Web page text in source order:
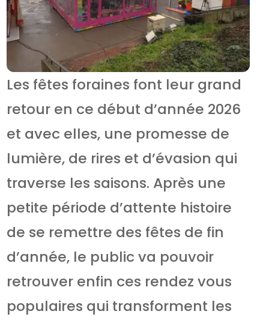
Les fêtes foraines font leur grand
retour en ce début d’année 2026
et avec elles, une promesse de
lumière, de rires et d’évasion qui
traverse les saisons. Après une
petite période d’attente histoire
de se remettre des fêtes de fin
d’année, le public va pouvoir
retrouver enfin ces rendez vous
populaires qui transforment les